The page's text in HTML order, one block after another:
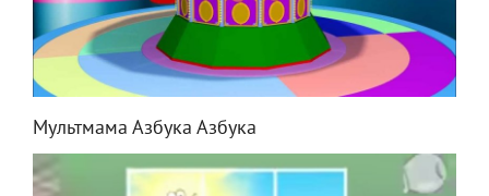
Мультмама Азбука Азбука